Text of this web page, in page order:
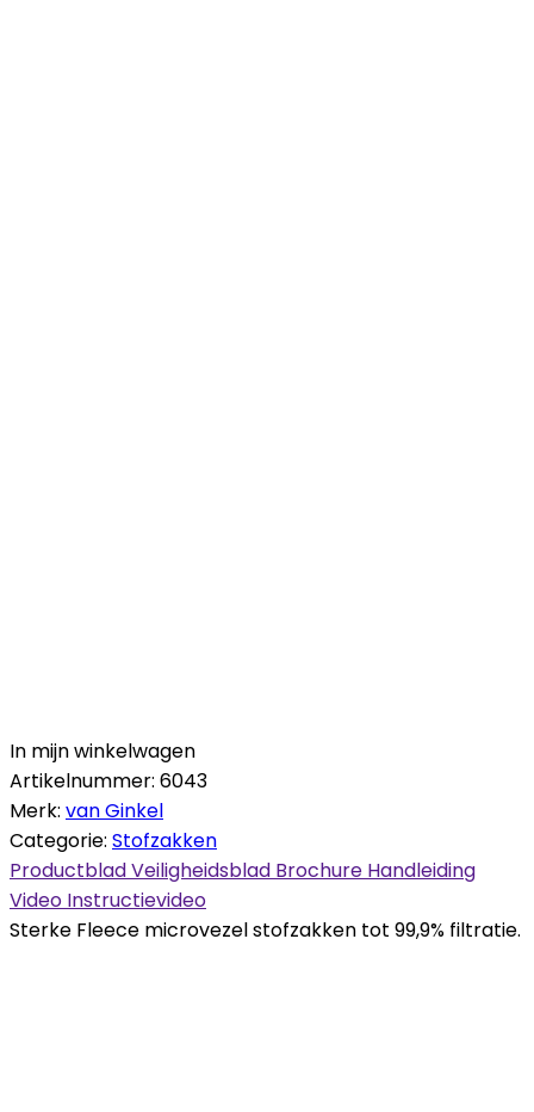
In mijn winkelwagen
Artikelnummer: 6043
Merk: van Ginkel
Categorie: Stofzakken
ProductbladVeiligheidsblad Brochure Handleiding
Video Instructievideo
Sterke Fleece microvezel stofzakken tot 99,9% filtratie.